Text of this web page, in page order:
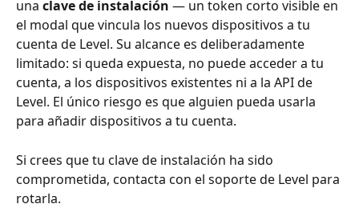
una clave de instalación — un token corto visible en
el modal que vincula los nuevos dispositivos a tu
cuenta de Level. Su alcance es deliberadamente
limitado: si queda expuesta, no puede acceder a tu
cuenta, a los dispositivos existentes ni a la API de
Level. El único riesgo es que alguien pueda usarla
para añadir dispositivos a tu cuenta.
Si crees que tu clave de instalación ha sido
comprometida, contacta con el soporte de Level para
rotarla.